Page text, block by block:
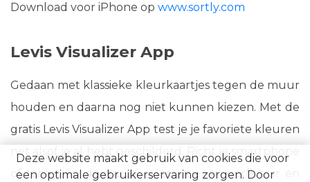
Download voor iPhone op www.sortly.com
Levis Visualizer App
Gedaan met klassieke kleurkaartjes tegen de muur
houden en daarna nog niet kunnen kiezen. Met de
gratis Levis Visualizer App test je je favoriete kleuren
net alsof je al hebt geschilderd. Richt je smartphone
of tablet op de muur, selecteer een verfkleur en
Deze website maakt gebruik van cookies die voor
een optimale gebruikerservaring zorgen. Door